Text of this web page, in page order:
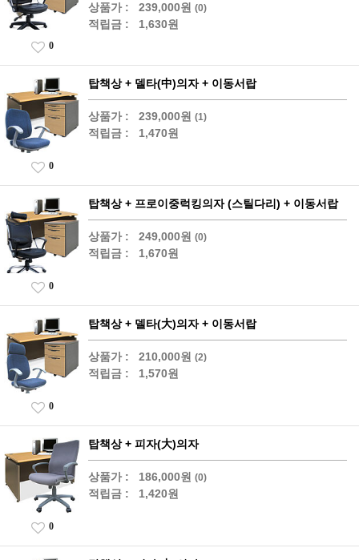
상품가 : 239,000원 (0)
적립금 : 1,630원
0
탑책상 + 델타(中)의자 + 이동서랍
상품가 : 239,000원 (1)
적립금 : 1,470원
0
탑책상 + 프로이중럭킹의자 (스틸다리) + 이동서랍
상품가 : 249,000원 (0)
적립금 : 1,670원
0
탑책상 + 델타(大)의자 + 이동서랍
상품가 : 210,000원 (2)
적립금 : 1,570원
0
탑책상 + 피자(大)의자
상품가 : 186,000원 (0)
적립금 : 1,420원
0